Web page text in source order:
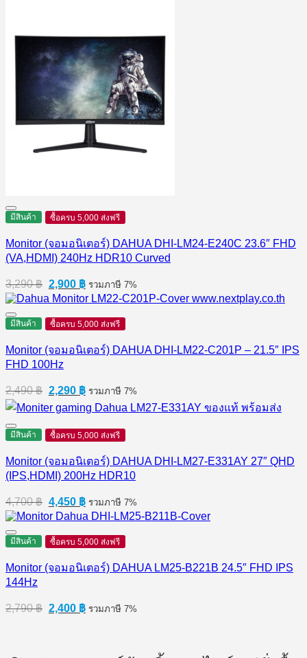
มีสินค้า ซื้อครบ 5,000 ส่งฟรี
Monitor (จอมอนิเตอร์) DAHUA DHI-LM24-E240C 23.6″ FHD
(VA,HDMI) 240Hz HDR10 Curved
3,290฿ Original
price
was:
3,290 ฿.
2,900 ฿Current
price
is:
2,900 ฿.
รวมภาษี 7%
มีสินค้า ซื้อครบ 5,000 ส่งฟรี
Monitor (จอมอนิเตอร์) DAHUA DHI-LM22-C201P – 21.5″ IPS
FHD 100Hz
2,490฿ Original
price
was:
2,490 ฿.
2,290 ฿Current
price
is:
2,290 ฿.
รวมภาษี 7%
มีสินค้า ซื้อครบ 5,000 ส่งฟรี
Monitor (จอมอนิเตอร์) DAHUA DHI-LM27-E331AY 27″ QHD
(IPS,HDMI) 200Hz HDR10
4,700฿ Original
price
was:
4,700 ฿.
4,450 ฿Current
price
is:
4,450 ฿.
รวมภาษี 7%
มีสินค้า ซื้อครบ 5,000 ส่งฟรี
Monitor (จอมอนิเตอร์) DAHUA LM25-B221B 24.5″ FHD IPS
144Hz
2,790฿ Original
price
2,400 ฿Current
price
รวมภาษี 7%